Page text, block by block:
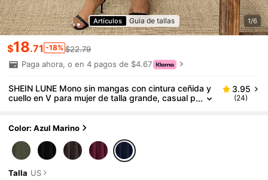
Artículos Guia de tallas 1/6
$18.71 -18% $22.79
Paga ahora, o en 4 pagos de $4.67
SHEIN LUNE Mono sin mangas con cintura ceñida y
cuello en V para mujer de talla grande, casual p
3.95
(24)
Color: Azul Marino
Talla US